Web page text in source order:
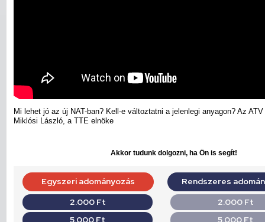
Mi lehet jó az új NAT-ban? Kell-e változtatni a jelenlegi anyagon? Az
Miklósi László, a TTE elnöke
Akkor tudunk dolgozni, ha Ön is segít!